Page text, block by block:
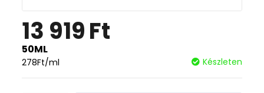
13 919Ft
50ML
278Ft/ml Készleten